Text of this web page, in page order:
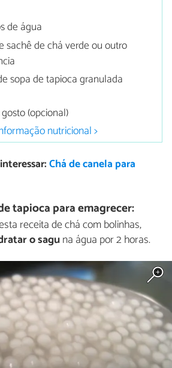
de água
sachê de chá verde ou outro
sopa de tapioca granulada
(opcional)
nutricional >
Chá de canela para
tapioca para emagrecer:
receita de chá com bolinhas,
o saguna água por 2 horas.